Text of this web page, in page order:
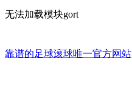
无法加载模块gort
靠谱的足球滚球唯一官方网站